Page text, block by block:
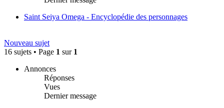
Saint Seiya Omega - Encyclopédie des personnages
Nouveau sujet
16 sujets • Page 1 sur 1
Annonces
Réponses
Vues
Dernier message